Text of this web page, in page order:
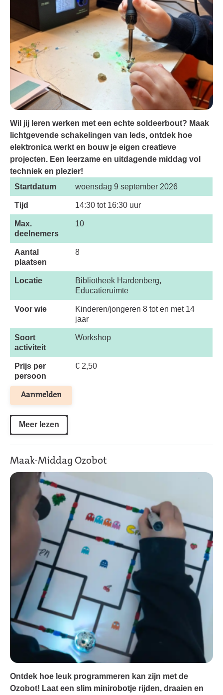
Wil jij leren werken met een echte soldeerbout? Maak
lichtgevende schakelingen van leds, ontdek hoe
elektronica werkt en bouw je eigen creatieve
projecten. Een leerzame en uitdagende middag vol
techniek en plezier!
Startdatum
woensdag 9 september 2026
Tijd 14:30 tot 16:30 uur
Max.
deelnemers
10
Aantal
plaatsen
8
Locatie
Bibliotheek Hardenberg,
Educatieruimte
Voor wie
Kinderen/jongeren 8 tot en met 14
jaar
Soort
activiteit
Workshop
Prijs per
persoon
€ 2,50
Aanmelden
Meer lezen
Maak-Middag Ozobot
Ontdek hoe leuk programmeren kan zijn met de
Ozobot! Laat een slim minirobotje rijden, draaien en